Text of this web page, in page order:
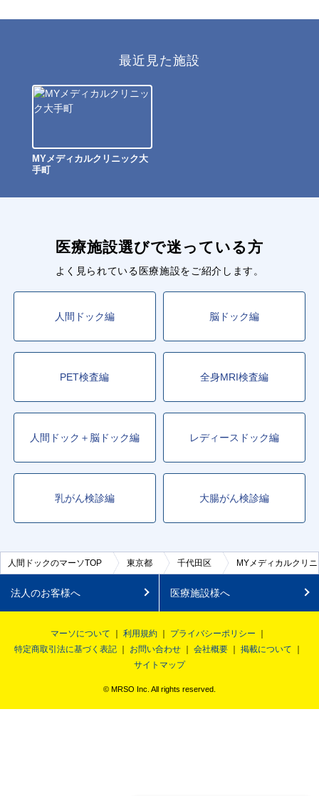
最近見た施設
MYメディカルクリニック大
手町
医療施設選びで迷っている方
よく見られている医療施設をご紹介します。
人間ドック編 脳ドック編
PET検査編 全身MRI検査編
人間ドック＋脳ドック編 レディースドック編
乳がん検診編 大腸がん検診編
人間ドックのマーソTOP 東京都 千代田区 MYメディカルクリ
法人のお客様へ 医療施設様へ
マーソについて 利用規約
プライバシーポリシー
特定商取引法に基づく表記
お問い合わせ 会社概要
掲載について
サイトマップ
© MRSO Inc. All rights reserved.